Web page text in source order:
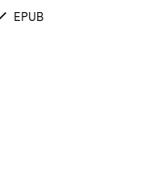
als
verfügbar
EPUB